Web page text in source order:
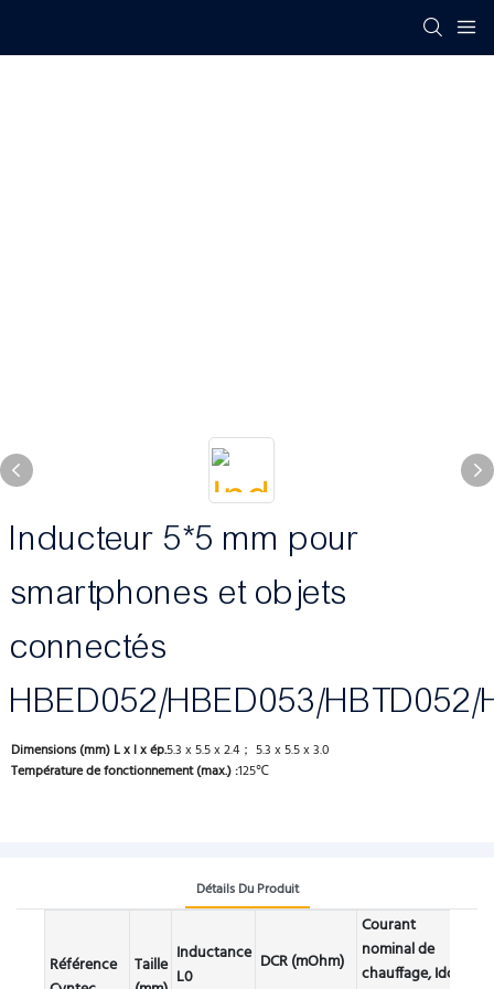
Inducteur 5*5 mm pour
smartphones et objets
connectés
HBED052/HBED053/HBTD052/
Dimensions (mm) L x l x ép.5.3 x 5.5 x 2.4； 5.3 x 5.5 x 3.0
Température de fonctionnement (max.) :125℃
Détails Du Produit
Référence
Taille Inductance
L0
DCR (mOhm)
Courant
nominal de
chauffage, Idc